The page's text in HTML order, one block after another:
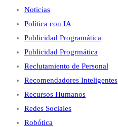
Noticias
Política con IA
Publicidad Programática
Publicidad Progrmática
Reclutamiento de Personal
Recomendadores Inteligentes
Recursos Humanos
Redes Sociales
Robótica